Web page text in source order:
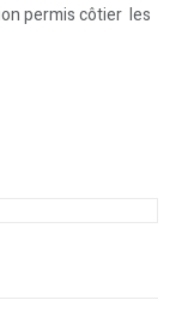
permis côtier les